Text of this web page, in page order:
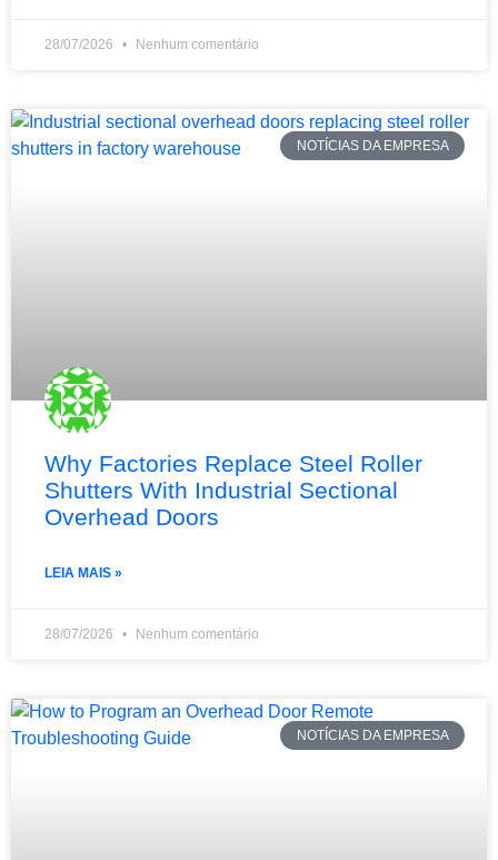
28/07/2026 Nenhum comentário
NOTÍCIAS DA EMPRESA
Why Factories Replace Steel Roller
Shutters With Industrial Sectional
Overhead Doors
LEIA MAIS »
28/07/2026 Nenhum comentário
NOTÍCIAS DA EMPRESA